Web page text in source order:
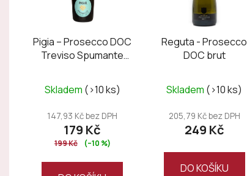
Pigia – Prosecco DOC
Treviso Spumante
Skladem (>10 ks)
147,93 Kč bez DPH
179 Kč
199 Kč (–10 %)
Reguta - Prosecco
DOC brut
hodnocení
produktu
je
z
Skladem (>10 ks)
205,79 Kč bez DPH
249 Kč
DO KOŠÍKU